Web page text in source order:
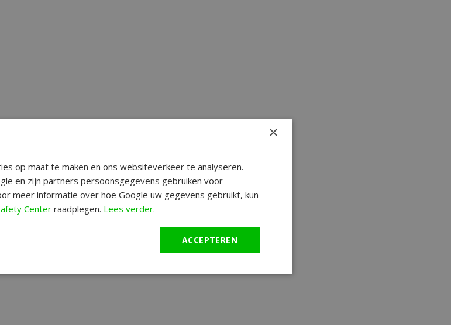
×
op maat te maken en ons websiteverkeer te analyseren.
en zijn partners persoonsgegevens gebruiken voor
meer informatie over hoe Google uw gegevens gebruikt, kun
Centerraadplegen. Lees verder.
ACCEPTEREN